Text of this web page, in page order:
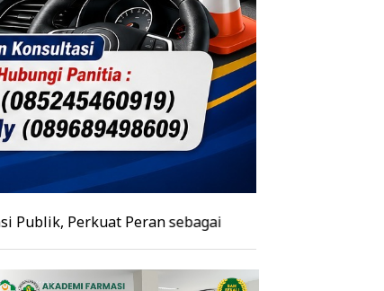
Peran sebagai Pusat Keunggulan Akademik di